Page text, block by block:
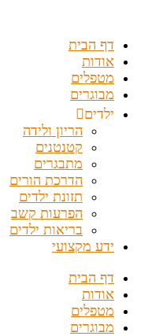
דף הבית
אודות
מטפלים
מבוגרים
ילדים
הריון ולידה
קטנטנים
מתבגרים
הדרכת הורים
תזונת ילדים
הפרעות קשב
בריאות ילדים
ידע מקצועי
דף הבית
אודות
מטפלים
מבוגרים